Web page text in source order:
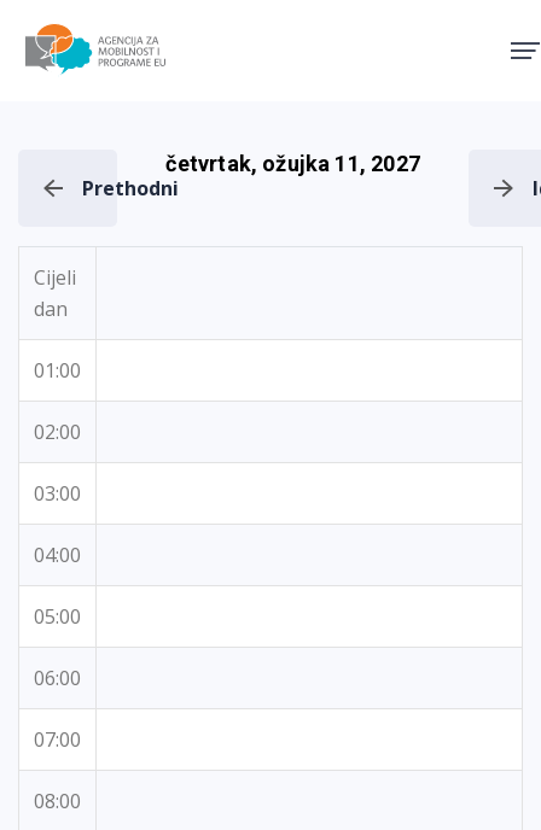
Prethodni
četvrtak, ožujka 11, 2027
Cijeli
dan
01:00
02:00
03:00
04:00
05:00
06:00
07:00
08:00